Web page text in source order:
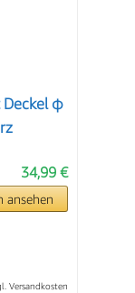
Deckel φ
34,99 €
ansehen
Versandkosten